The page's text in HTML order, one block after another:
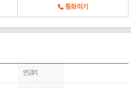
통화하기
연금리